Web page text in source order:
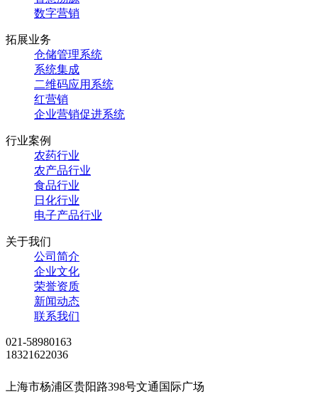
数字营销
拓展业务
仓储管理系统
系统集成
二维码应用系统
红营销
企业营销促进系统
行业案例
农药行业
农产品行业
食品行业
日化行业
电子产品行业
关于我们
公司简介
企业文化
荣誉资质
新闻动态
联系我们
021-58980163
18321622036
上海市杨浦区贵阳路398号文通国际广场